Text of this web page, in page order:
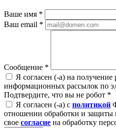
Ваше имя *
Ваш email *
Сообщение *
Я согласен (-а) на
информационных рассылок по
Подтвердите, что вы не робот *
Я согласен (-а) с политикой
отношении обработки и
свое согласие на обработку